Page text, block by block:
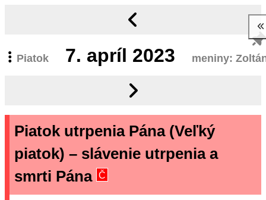
Piatok 7. apríl 2023 meniny:
Piatok utrpenia Pána (Veľký
piatok) – slávenie utrpenia a
smrti Pána Č